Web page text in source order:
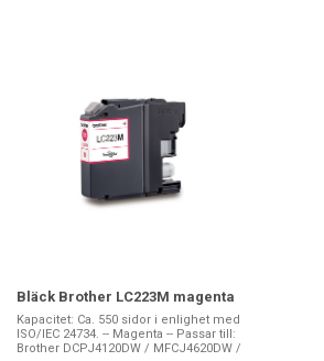
Bläck Brother LC223M magenta
Kapacitet: Ca. 550 sidor i enlighet med
ISO/IEC 24734. -- Magenta -- Passar till:
Brother DCPJ4120DW / MFCJ4620DW /